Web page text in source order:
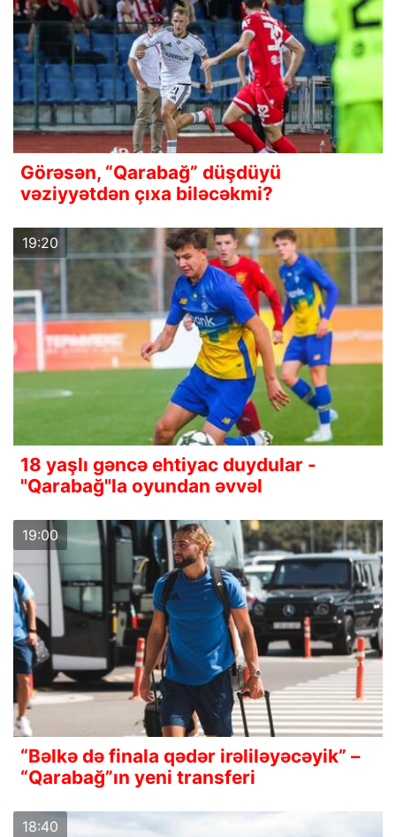
Görəsən, “Qarabağ” düşdüyü
vəziyyətdən çıxa biləcəkmi?
19:20
18 yaşlı gəncə ehtiyac duydular -
"Qarabağ"la oyundan əvvəl
19:00
“Bəlkə də finala qədər irəliləyəcəyik” –
“Qarabağ”ın yeni transferi
18:40